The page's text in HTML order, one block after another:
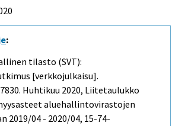
:
tilasto (SVT):
[verkkojulkaisu].
Huhtikuu 2020, Liitetaulukko
aluehallintovirastojen
2019/04 - 2020/04, 15-74-